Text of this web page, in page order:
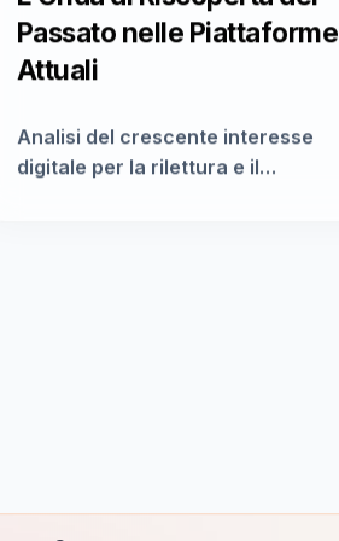
Passato nelle Piattaforme
Attuali
Analisi del crescente interesse
digitale per la rilettura e il